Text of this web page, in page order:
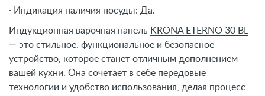
· Индикация наличия посуды: Да.
Индукционная варочная панель KRONA ETERNO 30 BL
— это стильное, функциональное и безопасное
устройство, которое станет отличным дополнением
вашей кухни. Она сочетает в себе передовые
технологии и удобство использования, делая процесс